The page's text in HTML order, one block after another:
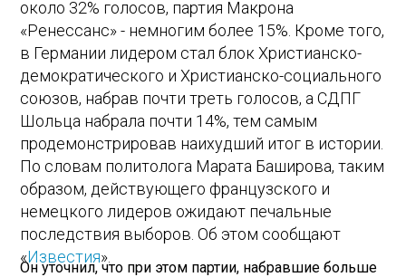
около 32% голосов, партия Макрона
«Ренессанс» - немногим более 15%. Кроме того,
в Германии лидером стал блок Христианско-
демократического и Христианско-социального
союзов, набрав почти треть голосов, а СДПГ
Шольца набрала почти 14%, тем самым
продемонстрировав наихудший итог в истории.
По словам политолога Марата Баширова, таким
образом, действующего французского и
немецкого лидеров ожидают печальные
последствия выборов. Об этом сообщают
«Известия».
Он уточнил, что при этом партии, набравшие больше